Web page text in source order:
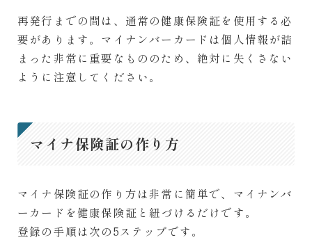
再発行までの間は、通常の健康保険証を使用する必
要があります。マイナンバーカードは個人情報が詰
まった非常に重要なもののため、絶対に失くさない
ように注意してください。
マイナ保険証の作り方
マイナ保険証の作り方は非常に簡単で、マイナンバ
ーカードを健康保険証と紐づけるだけです。
登録の手順は次の5ステップです。